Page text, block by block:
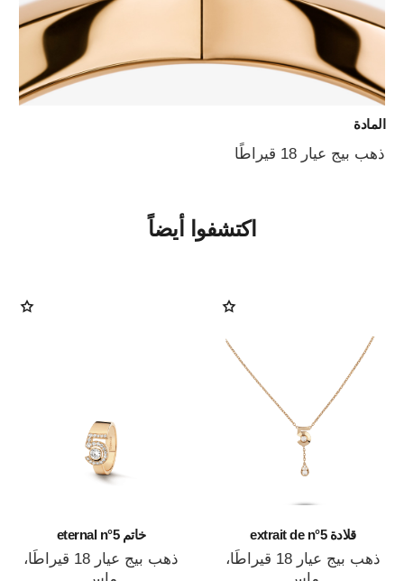
المادة
ذهب بيج عيار 18 قيراطًا
اكتشفوا أيضاً
قلادة extrait de n°5
ذهب بيج عيار 18 قيراطًا،
خاتم eternal n°5
ذهب بيج عيار 18 قيراطًا،